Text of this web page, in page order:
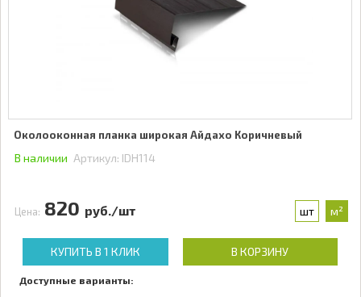
Околооконная планка широкая Айдахо Коричневый
В наличии Артикул: IDH114
Цена: 820 руб./шт шт м²
КУПИТЬ В 1 КЛИК В КОРЗИНУ
Доступные варианты: